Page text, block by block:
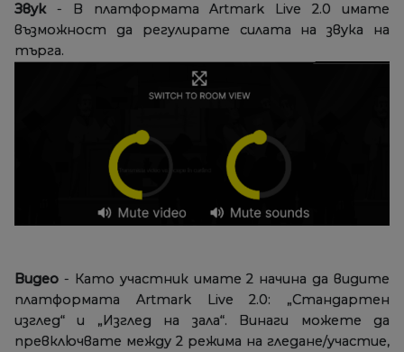
Звук- В платформата Artmark Live 2.0 имате
възможност да регулирате силата на звука на
търга.
Видео - Като участник имате 2 начина да видите
платформата Artmark Live 2.0: „Стандартен
изглед“ и „Изглед на зала“. Винаги можете да
превключвате между 2 режима на гледане/участие,